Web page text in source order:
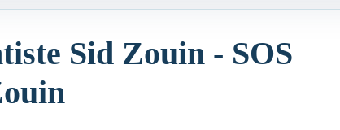
Sid Zouin - SOS